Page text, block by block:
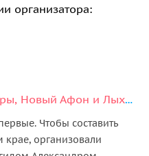
организатора:
Многогранная Абхазия: Гагры, Новый Афон и Лыхны
Чтобы составить
крае, организовали